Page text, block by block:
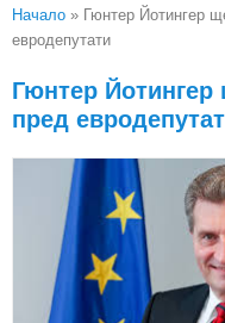
Вие сте тук
Начало » Гюнтер Йотингер
евродепутати
Гюнтер
пред